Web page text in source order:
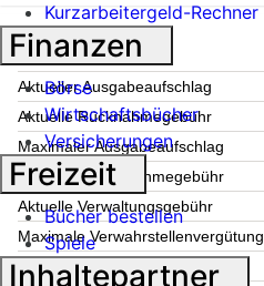
Fondsgebühren
Aktueller Ausgabeaufschlag
Aktuelle Rücknahmegebühr
Maximaler Ausgabeaufschlag
Maximale Rücknahmegebühr
Aktuelle Verwaltungsgebühr
Maximale Verwahrstellenvergütung
Maximale Verwaltungsgebühr
Kurzarbeitergeld-Rechner
Finanzen
Börse
Wirtschaftsbücher
Versicherungen
Freizeit
Bücher bestellen
Spiele
Inhaltepartner